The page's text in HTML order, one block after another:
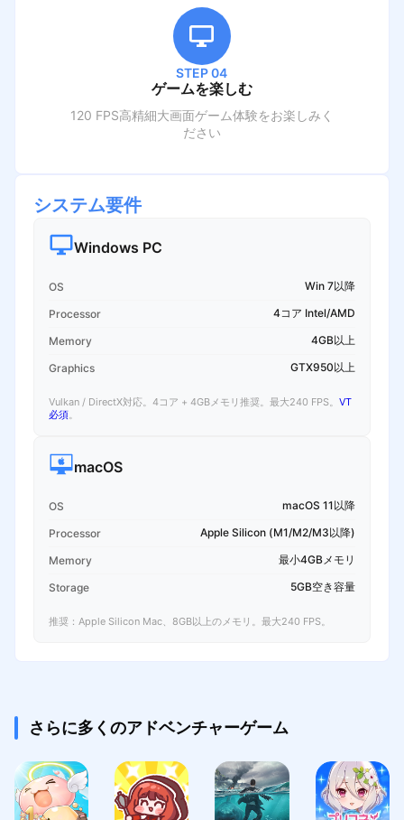
STEP 04
ゲームを楽しむ
120 FPS高精細大画面ゲーム体験をお楽しみく
ださい
システム要件
Windows PC
OS Win 7以降
Processor 4コア Intel/AMD
Memory 4GB以上
Graphics GTX950以上
Vulkan / DirectX対応。4コア + 4GBメモリ推奨。最大240 FPS。 VT
必須。
macOS
OS macOS 11以降
Processor Apple Silicon (M1/M2/M3以降)
Memory 最小4GBメモリ
Storage 5GB空き容量
推奨：Apple Silicon Mac、8GB以上のメモリ。最大240 FPS。
さらに多くのアドベンチャーゲーム